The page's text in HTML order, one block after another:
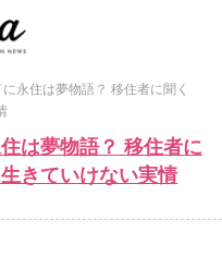
に永住は夢物語？ 移住者に聞く
は夢物語？ 移住者に
きていけない実情